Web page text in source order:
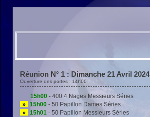
Réunion N° 1 : Dimanche 21 Avril 2024
Ouverture des portes : 14h00
15h00 - 400 4 Nages Messieurs Séries
»
15h00 - 50 Papillon Dames Séries
»
15h01 - 50 Papillon Messieurs Séries